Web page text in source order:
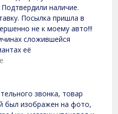
наличие.
Посылка пришла в
не к моему авто!!!
сложившейся
её
звонка, товар
был изображен на фото,